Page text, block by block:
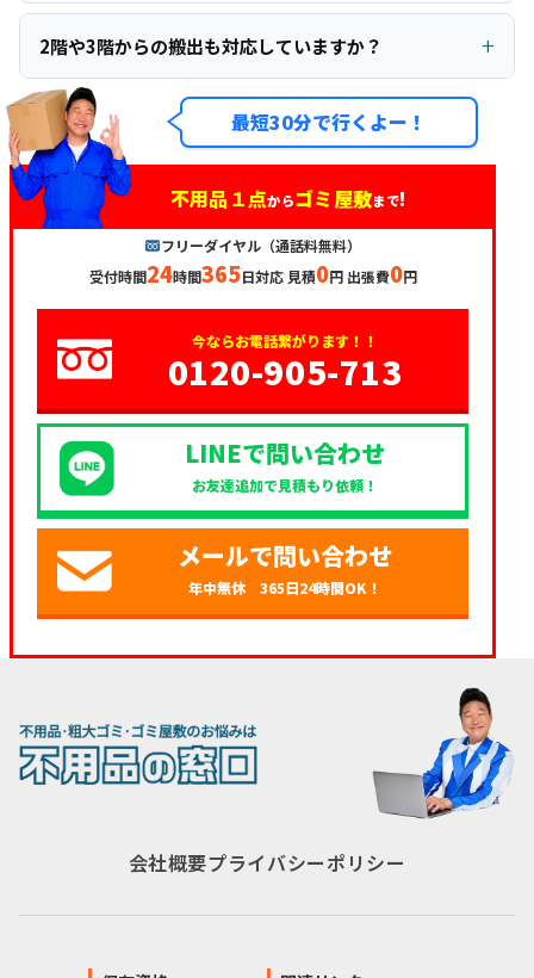
2階や3階からの搬出も対応していますか？
最短30分で行くよー！
不用品１点からゴミ屋敷まで!
フリーダイヤル（通話料無料）
受付時間24時間365日対応 見積0円 出張費0円
今ならお電話繋がります！！
0120-905-713
LINEで問い合わせ
お友達追加で見積もり依頼！
メールで問い合わせ
年中無休 365日24時間OK！
会社概要プライバシーポリシー